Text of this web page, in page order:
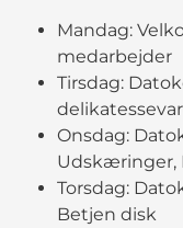
Mandag:
medarbejder
Tirsdag:
Onsdag:
Udskæringer,
Torsdag:
Betjen disk